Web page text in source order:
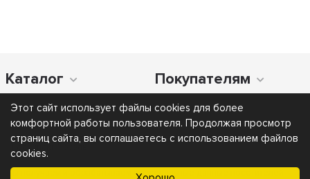
Этот сайт использует файлы cookies для более
комфортной работы пользователя. Продолжая просмотр
страниц сайта, вы соглашаетесь с использованием файлов
cookies.
Каталог Покупателям
Мы получаем и обрабатываем персональные данные посетителей